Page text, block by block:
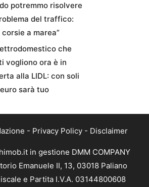
potremmo risolvere
del traffico:
corsie a marea”
che
vogliono ora è in
alla LIDL: con soli
sarà tuo
- Privacy Policy - Disclaimer
in gestione DMM COMPANY
Emanuele II, 13, 03018 Paliano
e Partita I.V.A. 03144800608